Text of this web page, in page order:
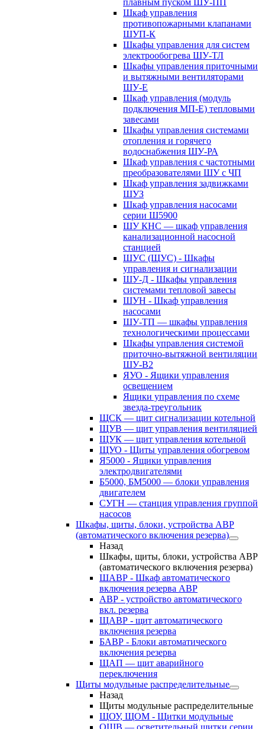
плавным пуском ШУ-ПП
Шкаф управления
противопожарными клапанами
ШУП-К
Шкафы управления для систем
электрообогрева ШУ-ТЛ
Шкафы управления приточными
и вытяжными вентиляторами
ШУ-Е
Шкаф управления (модуль
подключения МП-Е) тепловыми
завесами
Шкафы управления системами
отопления и горячего
водоснабжения ШУ-РА
Шкаф управления с частотными
преобразователями ШУ с ЧП
Шкаф управления задвижками
ШУЗ
Шкаф управления насосами
серии Ш5900
ШУ КНС — шкаф управления
канализационной насосной
станцией
ШУС (ЩУС) - Шкафы
управления и сигнализации
ШУ-Д - Шкафы управления
системами тепловой завесы
ШУН - Шкаф управления
насосами
ШУ-ТП — шкафы управления
технологическими процессами
Шкафы управления системой
приточно-вытяжной вентиляции
ШУ-В2
ЯУО - Ящики управления
освещением
Ящики управления по схеме
звезда-треугольник
ЩСК — щит сигнализации котельной
ЩУВ — щит управления вентиляцией
ЩУК — щит управления котельной
ЩУО - Щиты управления обогревом
Я5000 - Ящики управления
электродвигателями
Б5000, БМ5000 — блоки управления
двигателем
СУГН — станция управления группой
насосов
Шкафы, щиты, блоки, устройства АВР
(автоматического включения резерва)
Назад
Шкафы, щиты, блоки, устройства АВР
(автоматического включения резерва)
ШАВР - Шкаф автоматического
включения резерва АВР
АВР - устройство автоматического
вкл. резерва
ЩАВР - щит автоматического
включения резерва
БАВР - Блоки автоматического
включения резерва
ЩАП — щит аварийного
переключения
Щиты модульные распределительные
Назад
Щиты модульные распределительные
ЩОУ, ЩОМ - Щитки модульные
ОЩВ — осветительный щитки серии